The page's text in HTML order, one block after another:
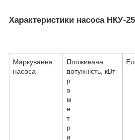
Характеристики насоса НКУ-
Маркування
насоса
П
а
р
а
м
е
т
р
и
Споживана
потужність, кВт